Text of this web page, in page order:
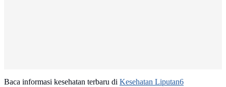
Baca informasi kesehatan terbaru di Kesehatan Liputan6